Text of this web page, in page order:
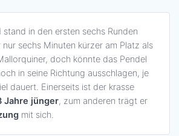
stand in den ersten sechs Runden
nur sechs Minuten kürzer am Platz als
doch könnte das Pendel
in seine Richtung ausschlagen, je
dauert. Einerseits ist der krasse
Jahre jünger, zum anderen trägt er
mit sich.